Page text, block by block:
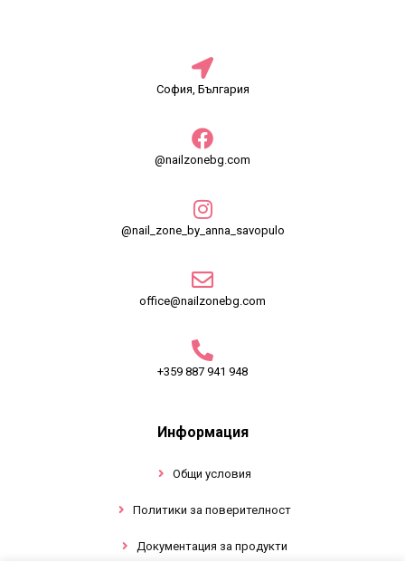
София, България
@nailzonebg.com
@nail_zone_by_anna_savopulo
office@nailzonebg.com
+359 887 941 948
Информация
Общи условия
Политики за поверителност
Документация за продукти